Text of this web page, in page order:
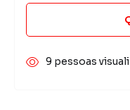
9 pessoas